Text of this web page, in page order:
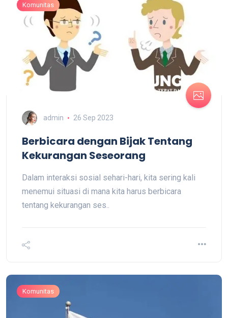
Komunitas
admin 26 Sep 2023
Berbicara dengan Bijak Tentang
Kekurangan Seseorang
Dalam interaksi sosial sehari-hari, kita sering kali
menemui situasi di mana kita harus berbicara
tentang kekurangan ses..
Komunitas